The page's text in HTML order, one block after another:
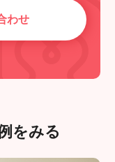
わせ
をみる